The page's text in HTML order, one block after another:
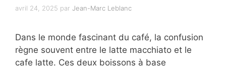
avril 24, 2025 par Jean-Marc Leblanc
Dans le monde fascinant du café, la confusion
règne souvent entre le latte macchiato et le
cafe latte. Ces deux boissons à base